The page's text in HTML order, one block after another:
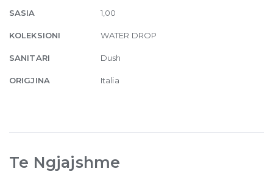
x
cm
SASIA 1,00
KOLEKSIONI WATER DROP
SANITARI Dush
ORIGJINA Italia
Te Ngjajshme